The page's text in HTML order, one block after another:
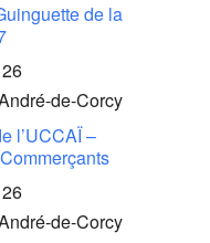
de la
de-Corcy
l’UCCAÏ –
de-Corcy